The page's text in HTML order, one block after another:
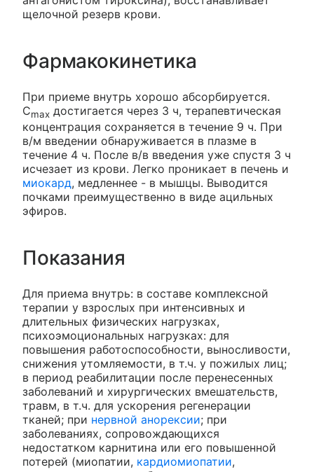
щелочной резерв крови.
Фармакокинетика
При приеме внутрь хорошо абсорбируется.
Cmax достигается через 3 ч, терапевтическая
концентрация сохраняется в течение 9 ч. При
в/м введении обнаруживается в плазме в
течение 4 ч. После в/в введения уже спустя 3 ч
исчезает из крови. Легко проникает в печень и
миокард, медленнее - в мышцы. Выводится
почками преимущественно в виде ацильных
эфиров.
Показания
Для приема внутрь: в составе комплексной
терапии у взрослых при интенсивных и
длительных физических нагрузках,
психоэмоциональных нагрузках: для
повышения работоспособности, выносливости,
снижения утомляемости, в т.ч. у пожилых лиц;
в период реабилитации после перенесенных
заболеваний и хирургических вмешательств,
травм, в т.ч. для ускорения регенерации
тканей; при нервной анорексии; при
заболеваниях, сопровождающихся
недостатком карнитина или его повышенной
потерей (миопатии, кардиомиопатии,